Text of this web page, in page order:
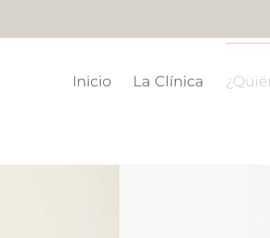
Inicio La Clínica